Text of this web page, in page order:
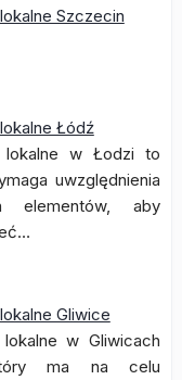
Szczecin
Łódź
lokalne w Łodzi to
uwzględnienia
elementów, aby
Gliwice
w Gliwicach
ma na celu